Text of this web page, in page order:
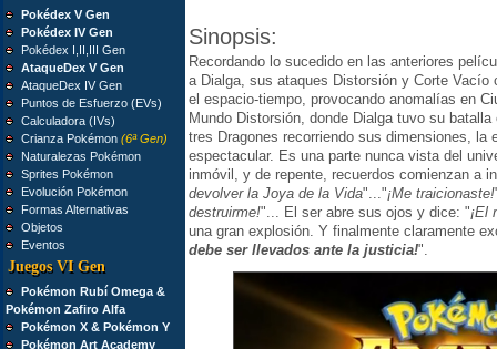
Pokédex V Gen
Pokédex IV Gen
Pokédex I,II,III Gen
AtaqueDex V Gen
AtaqueDex IV Gen
Puntos de Esfuerzo (EVs)
Calculadora (IVs)
Crianza Pokémon (6ª Gen)
Naturalezas Pokémon
Sprites Pokémon
Evolución Pokémon
Formas Alternativas
Objetos
Eventos
Juegos VI Gen
Pokémon Rubí Omega &
Pokémon Zafiro Alfa
Pokémon X & Pokémon Y
Pokémon Art Academy
Sinopsis:
Recordando lo sucedido en las anteriores
a Dialga, sus ataques Distorsión y Corte Vacío
el espacio-tiempo, provocando anomalías en
Mundo Distorsión, donde Dialga tuvo su
tres Dragones recorriendo sus dimensiones, la
espectacular. Es una parte nunca vista del
inmóvil, y de repente, recuerdos comienzan a
devolver la Joya de la Vida"..."¡Me traicionaste!
destruirme!"... El ser abre sus ojos y dice: "¡El
una gran explosión. Y finalmente claramente
debe ser llevados ante la justicia!".